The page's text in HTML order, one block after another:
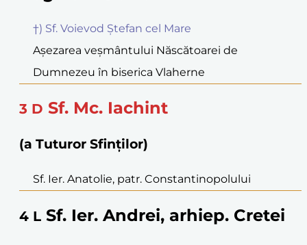
†) Sf. Voievod Ștefan cel Mare
Așezarea veșmântului Născătoarei de
Dumnezeu în biserica Vlaherne
3 D Sf. Mc. Iachint
(a Tuturor Sfinților)
Sf. Ier. Anatolie, patr. Constantinopolului
4 L Sf. Ier. Andrei, arhiep. Cretei